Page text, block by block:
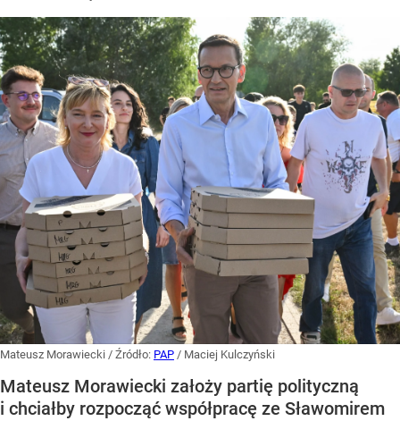
Mateusz Morawiecki / Źródło: PAP / Maciej Kulczyński
Mateusz Morawiecki założy partię polityczną
i chciałby rozpocząć współpracę ze Sławomirem